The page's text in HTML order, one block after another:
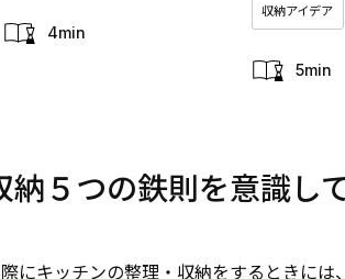
4min
収納アイデア
5min
５つの鉄則を意識し
にキッチンの整理・収納をするときには